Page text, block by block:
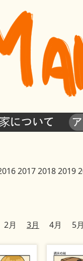
について
201720182019
2月 3月 4月 5月